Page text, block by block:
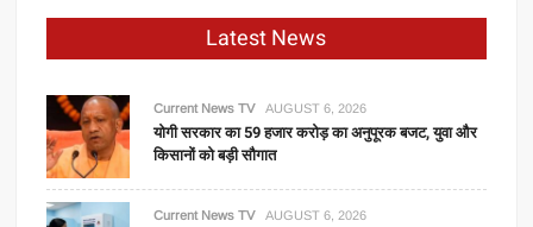
Latest News
Current News TV AUGUST 6, 2026
योगी सरकार का 59 हजार करोड़ का अनुपूरक बजट, युवा और
किसानों को बड़ी सौगात
Current News TV AUGUST 6, 2026